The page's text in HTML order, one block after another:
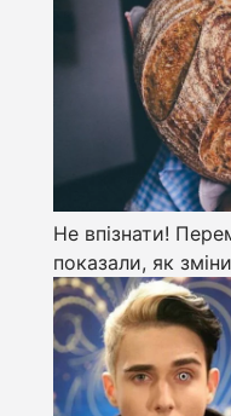
Не впізнати!
показали, як